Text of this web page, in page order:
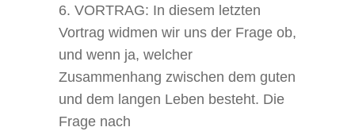
6. VORTRAG: In diesem letzten
Vortrag widmen wir uns der Frage ob,
und wenn ja, welcher
Zusammenhang zwischen dem guten
und dem langen Leben besteht. Die
Frage nach